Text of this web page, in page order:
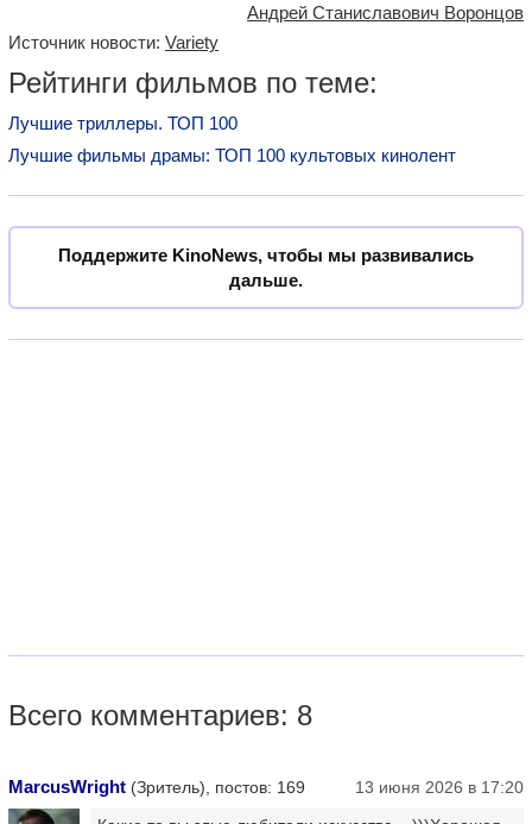
Андрей Станиславович Воронцов
Источник новости: Variety
Рейтинги фильмов по теме:
Лучшие триллеры. ТОП 100
Лучшие фильмы драмы: ТОП 100 культовых кинолент
Поддержите KinoNews, чтобы мы развивались
дальше.
Всего комментариев: 8
MarcusWright (Зритель), постов: 169
13 июня 2026 в 17:20